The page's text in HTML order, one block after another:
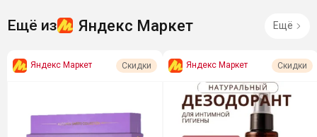
Ещё из Яндекс Маркет Ещё
Яндекс Маркет Скидки Яндекс Маркет Скидки